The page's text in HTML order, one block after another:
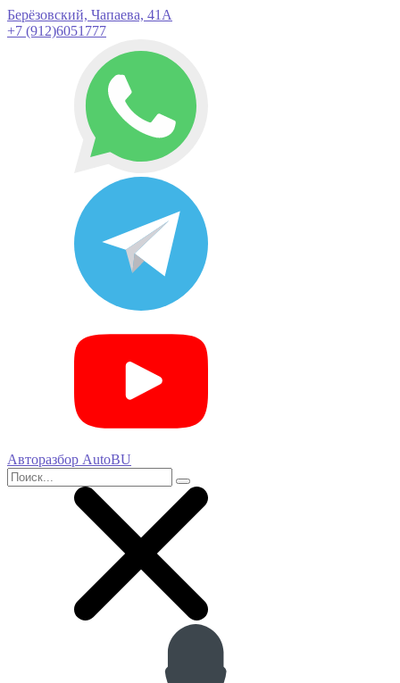
Берёзовский, Чапаева, 41А
+7 (912)6051777
Авторазбор AutoBU